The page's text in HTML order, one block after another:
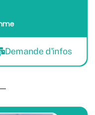
Demande d'infos